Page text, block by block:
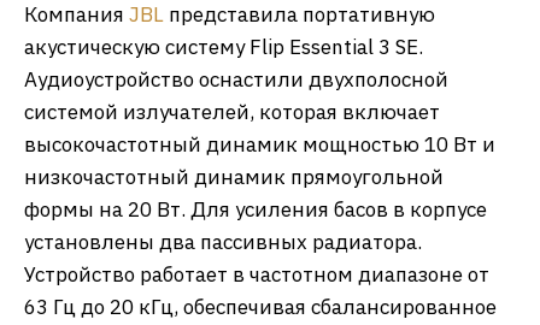
Компания JBL представила портативную
акустическую систему Flip Essential 3 SE.
Аудиоустройство оснастили двухполосной
системой излучателей, которая включает
высокочастотный динамик мощностью 10 Вт и
низкочастотный динамик прямоугольной
формы на 20 Вт. Для усиления басов в корпусе
установлены два пассивных радиатора.
Устройство работает в частотном диапазоне от
63 Гц до 20 кГц, обеспечивая сбалансированное